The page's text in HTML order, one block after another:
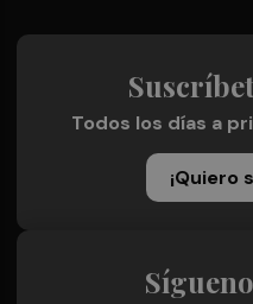
Todos los días a
¡Quiero